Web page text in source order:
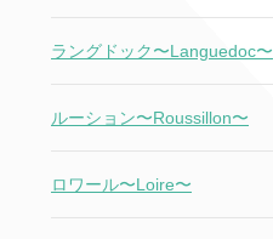
ラングドック〜Languedoc〜
ルーション〜Roussillon〜
ロワール〜Loire〜